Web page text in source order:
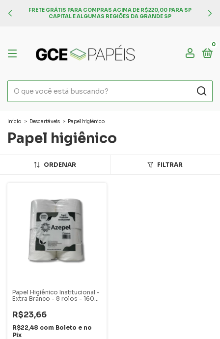
FRETE GRÁTIS PARA COMPRAS ACIMA DE R$220,00 PARA SP
CAPITAL E ALGUMAS REGIÕES DA GRANDE SP
0
Início > Descartáveis > Papel higiênico
Papel higiênico
ORDENAR FILTRAR
Papel Higiênico Institucional -
Extra Branco - 8 rolos - 160
R$23,66
R$22,48 com Boleto e no
Pix